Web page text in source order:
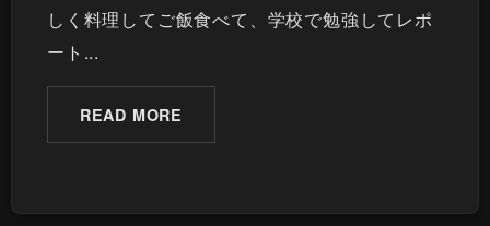
しく料理してご飯食べて、学校で勉強してレポ
ート...
READ MORE